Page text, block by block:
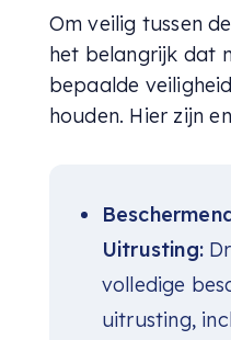
Om veilig tussen
het belangrijk dat
bepaalde
houden. Hier zijn
Uitrusting:
volledige
uitrusting,